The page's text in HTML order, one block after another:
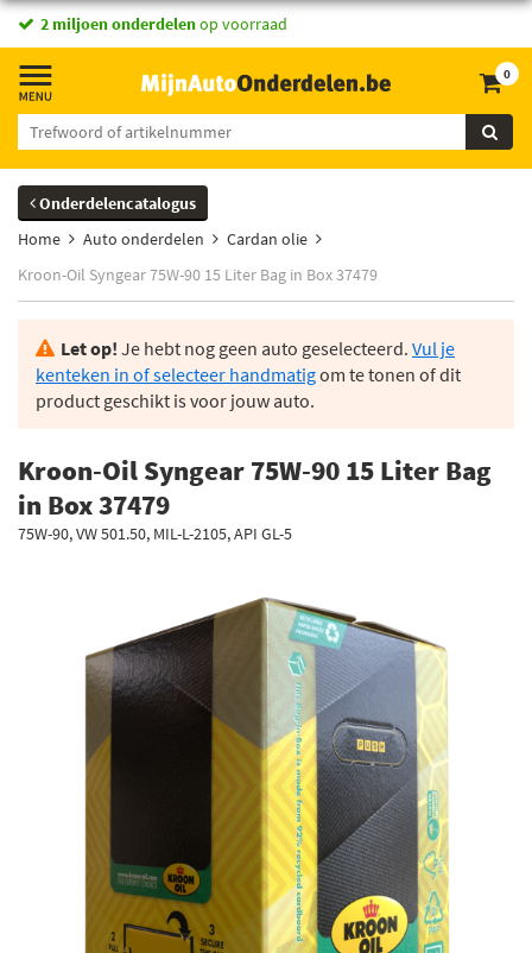
2 miljoen onderdelenop voorraad
0
Onderdelencatalogus
Home
Auto onderdelen
Cardan olie
Kroon-Oil Syngear 75W-90 15 Liter Bag in Box 37479
Let op! Je hebt nog geen auto geselecteerd. Vul je
kenteken in of selecteer handmatigom te tonen of dit
product geschikt is voor jouw auto.
Kroon-Oil Syngear 75W-90 15 Liter Bag
in Box 37479
75W-90, VW 501.50, MIL-L-2105, API GL-5